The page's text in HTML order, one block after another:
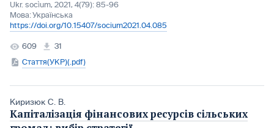
Ukr. socìum, 2021, 4(79): 85-96
Мова:Українська
https://doi.org/10.15407/socium2021.04.085
609
31
Стаття(УКР)(.pdf)
Киризюк С. В.
Капіталізація фінансових ресурсів сільських